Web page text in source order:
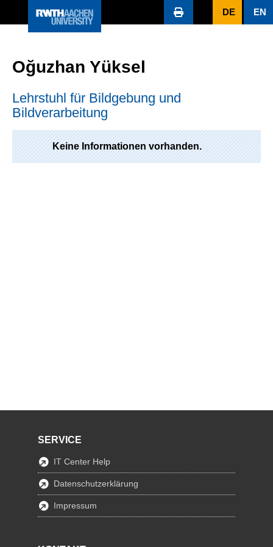
DE EN
Oğuzhan Yüksel
Lehrstuhl für Bildgebung und
Bildverarbeitung
Keine Informationen vorhanden.
SERVICE
IT Center Help
Datenschutzerklärung
Impressum